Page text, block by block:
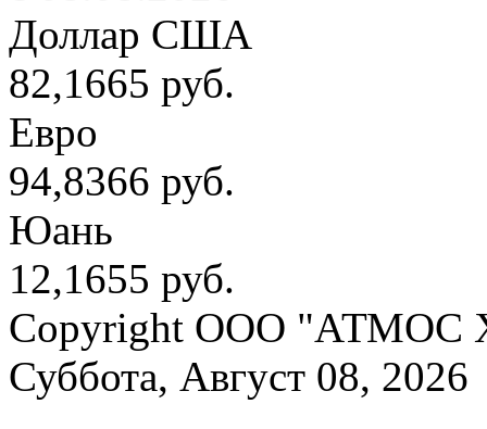
Доллар США
82,1665 руб.
Евро
94,8366 руб.
Юань
12,1655 руб.
Copyright OOO "АТМОС
Суббота, Август 08, 2026